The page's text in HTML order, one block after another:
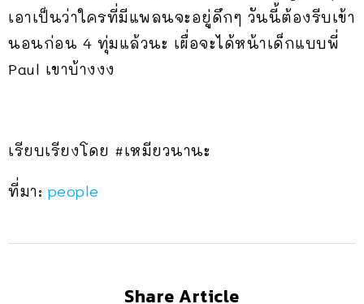
เอาเป็นว่าใครที่มีแพลนจะอยู่ดึกๆ วันนี้ต้องรีบเข้า
นอนก่อน 4 ทุ่มแล้วนะ เผื่อจะได้หน้าเด็กแบบพี่
Paul เขาบ้างงง
เรียบเรียงโดย #เหมียวนานะ
ที่มา: people
Share Article